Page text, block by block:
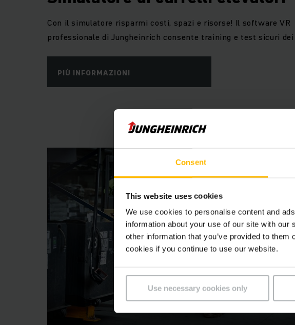
Consent
This website uses cookies
We use cookies to personalise content and
information about your use of our site with
other information that you’ve provided to
cookies if you continue to use our website.
Use necessary cookies only
Con il simulatore risparmi costi, spazi e risorse! Il software VR
professionale di Jungheinrich consente training e test sicuri
PIÙ INFORMAZIONI